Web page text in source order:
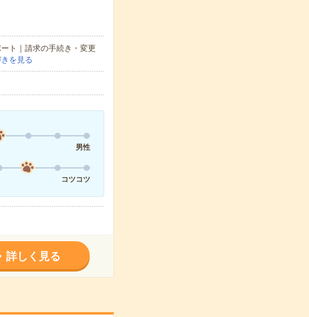
ト｜請求の手続き・変更
を見る
男性
コツコツ
詳しく見る